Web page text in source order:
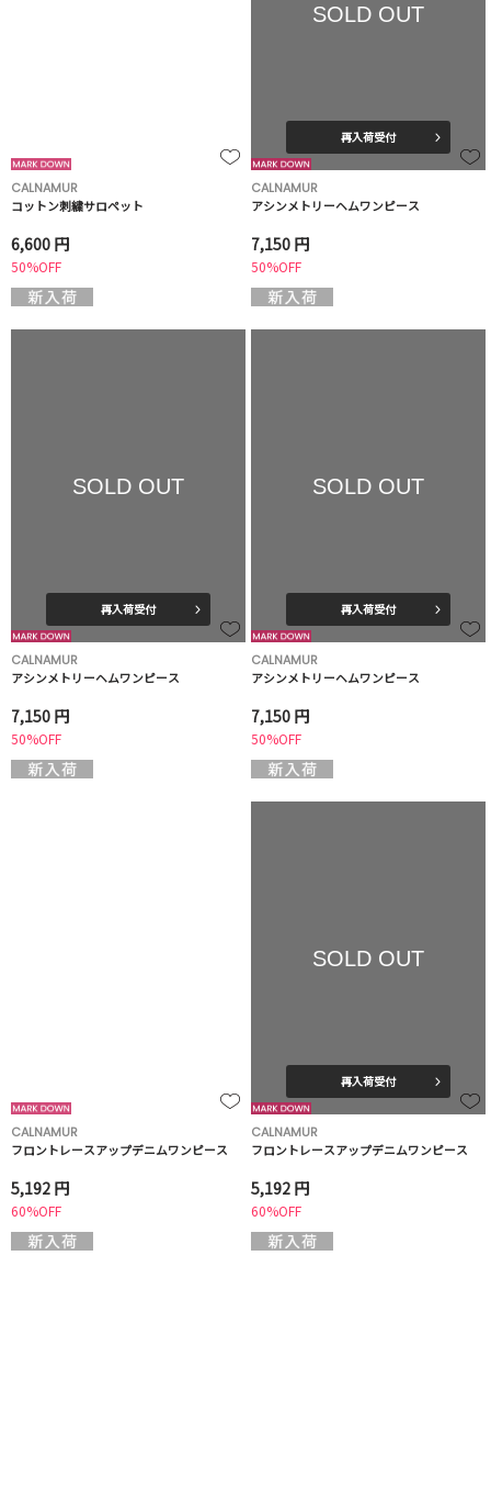
CALNAMUR
コットン刺繍サロペット
6,600 円
50%OFF
SOLD OUT
再入荷受付
CALNAMUR
アシンメトリーヘムワンピース
7,150 円
50%OFF
SOLD OUT
再入荷受付
CALNAMUR
アシンメトリーヘムワンピース
7,150 円
50%OFF
SOLD OUT
再入荷受付
CALNAMUR
アシンメトリーヘムワンピース
7,150 円
50%OFF
CALNAMUR
フロントレースアップデニムワンピース
5,192 円
60%OFF
SOLD OUT
再入荷受付
CALNAMUR
フロントレースアップデニムワンピース
5,192 円
60%OFF